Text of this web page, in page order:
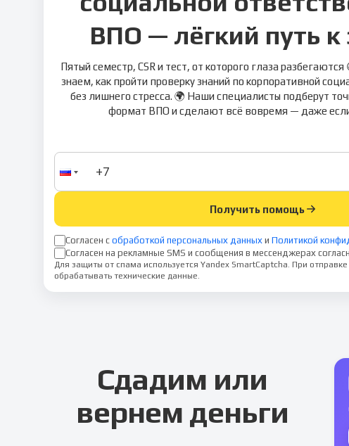
ВПО — лёгкий путь к
Пятый семестр, CSR и тест, от которого глаза
знаем, как пройти проверку знаний по корпоративной
без лишнего стресса. 🌍 Наши специалисты подберут
формат ВПО и сделают всё вовремя — даже если
Получить помощь
Согласен с обработкой персональных данных и Политикой
Согласен на рекламные SMS и сообщения в мессенджерах
Для защиты от спама используется Yandex SmartCaptcha. При
обрабатывать технические данные.
Сдадим или
вернем деньги